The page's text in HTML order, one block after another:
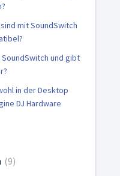
mit SoundSwitch
und gibt
in der Desktop
DJ Hardware
9